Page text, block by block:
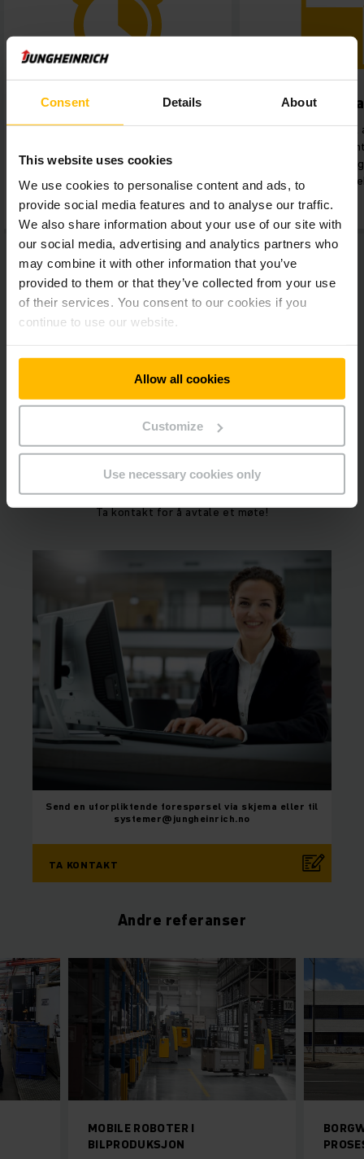
Consent Details About
This website uses cookies
We use cookies to personalise content and ads, to
provide social media features and to analyse our traffic.
We also share information about your use of our site with
our social media, advertising and analytics partners who
may combine it with other information that you’ve
provided to them or that they’ve collected from your use
of their services. You consent to our cookies if you
continue to use our website.
Allow all cookies
Customize
Use necessary cookies only
Optimalisert tidsstyring
Blandet drift med automatiske
sparer både tid og ressurser.
Bedre
Muligheten til
transport av
timen har gjort
mer
Rapport fra case-studie –
PDF(697,7 KB)
Ønsker du òg bedre effektivitet på lageret?
Ta kontakt for å avtale et møte!
Send en uforpliktende forespørsel via skjema eller til
systemer@jungheinrich.no
TA KONTAKT
Andre referanser
MOBILE ROBOTER I
BILPRODUKSJON